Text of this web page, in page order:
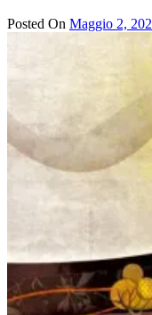
Posted On Maggio 2,